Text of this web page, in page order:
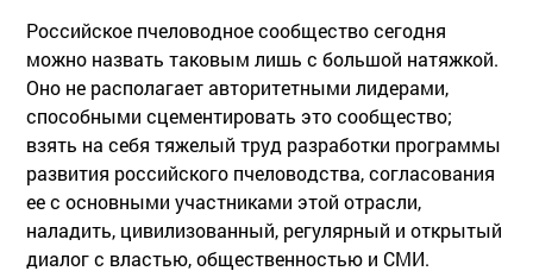
Российское пчеловодное сообщество сегодня
можно назвать таковым лишь с большой натяжкой.
Оно не располагает авторитетными лидерами,
способными сцементировать это сообщество;
взять на себя тяжелый труд разработки программы
развития российского пчеловодства, согласования
ее с основными участниками этой отрасли,
наладить, цивилизованный, регулярный и открытый
диалог с властью, общественностью и СМИ.